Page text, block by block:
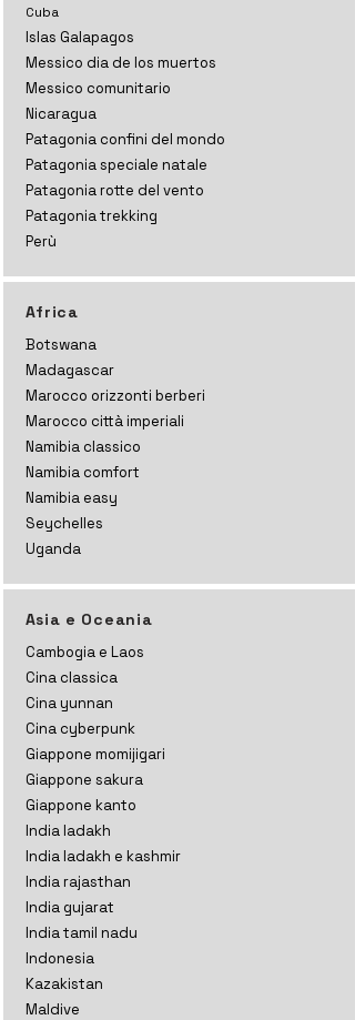
Cuba
Islas Galapagos
Messico dia de los muertos
Messico comunitario
Nicaragua
Patagonia confini del mondo
Patagonia speciale natale
Patagonia rotte del vento
Patagonia trekking
Perù
Africa
Botswana
Madagascar
Marocco orizzonti berberi
Marocco città imperiali
Namibia classico
Namibia comfort
Namibia easy
Seychelles
Uganda
Asia e Oceania
Cambogia e Laos
Cina classica
Cina yunnan
Cina cyberpunk
Giappone momijigari
Giappone sakura
Giappone kanto
India ladakh
India ladakh e kashmir
India rajasthan
India gujarat
India tamil nadu
Indonesia
Kazakistan
Maldive